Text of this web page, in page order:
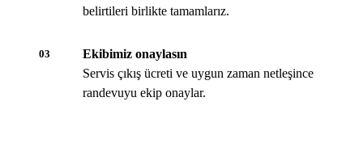
belirtileri birlikte tamamlarız.
03
Ekibimiz onaylasın
Servis çıkış ücreti ve uygun zaman netleşince
randevuyu ekip onaylar.